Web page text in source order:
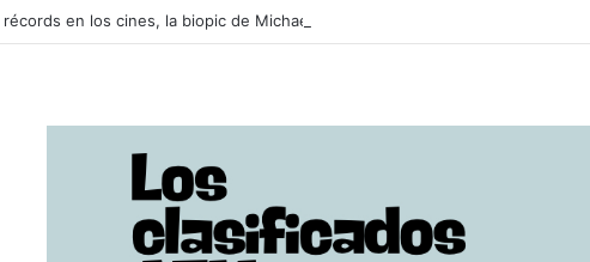
en los cines, la biopic de Michael Jackson ya prepara su segunda parte